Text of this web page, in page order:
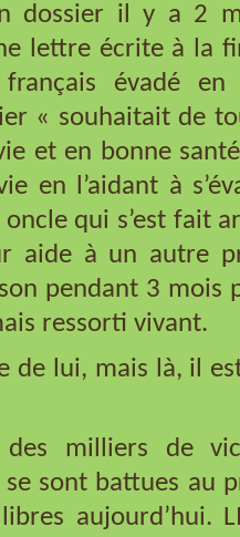
dossier il y a 2
lettre écrite à la
évadé en
« souhaitait de
et en bonne
en l’aidant à
oncle qui s’est fait
aide à un autre
pendant 3 mois
ressorti vivant.
de lui, mais là, il
des milliers de
sont battues au
aujourd’hui.